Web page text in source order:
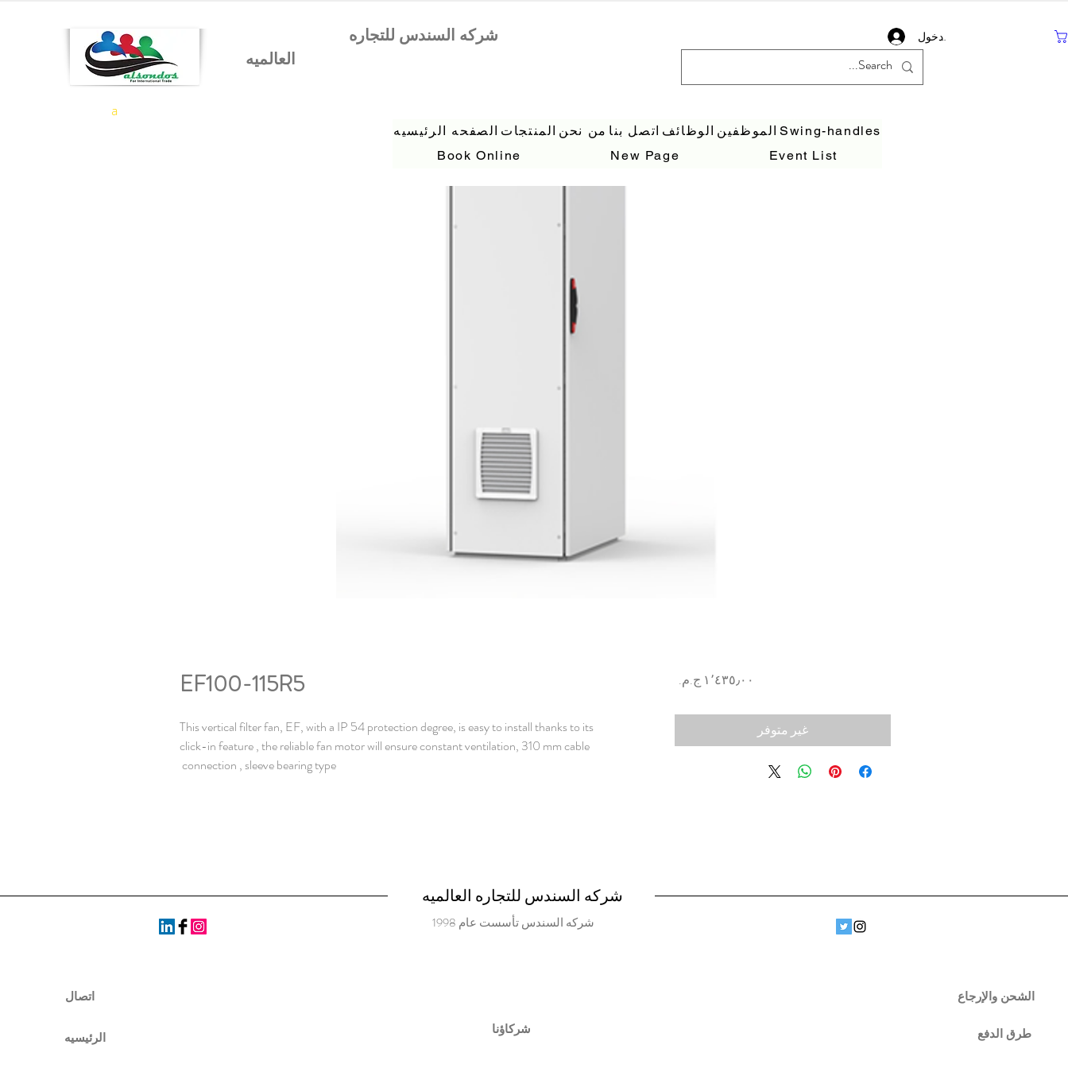
تسجيل دخول
الصفحه الرئيسيه المنتجات من نحن اتصل بنا الوظائف الموظفين Swing-handles
Book Online
New Page Event List
EF100-115R5
This vertical filter fan, EF, with a IP 54 protection degree, is easy to install thanks to its
click-in feature , the reliable fan motor will ensure constant ventilation, 310 mm cable
connection , sleeve bearing type
السعر
غير متوفر
a
شركه السندس للتجاره العالميه
شركه السندس تأسست عام 1998
اتصال
الرئيسيه طرق الدفع